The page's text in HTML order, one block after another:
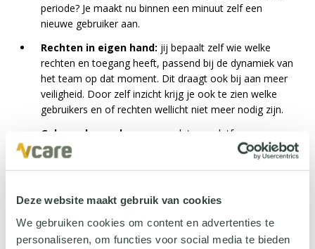
Deze website maakt gebruik van cookies
We gebruiken cookies om content en advertenties te
personaliseren, om functies voor social media te bieden
periode? Je maakt nu binnen een minuut zelf een
nieuwe gebruiker aan.
Rechten in eigen hand: jij bepaalt zelf wie welke
rechten en toegang heeft, passend bij de dynamiek van
het team op dat moment. Dit draagt ook bij aan meer
veiligheid. Door zelf inzicht krijg je ook te zien welke
gebruikers en of rechten wellicht niet meer nodig zijn.
Gebouwd voor de zorg:
omdat ons platform
specifiek voor de zorgsector is ontwikkeld, houdt het
meerdere toestellen.
Dit is pas het begin